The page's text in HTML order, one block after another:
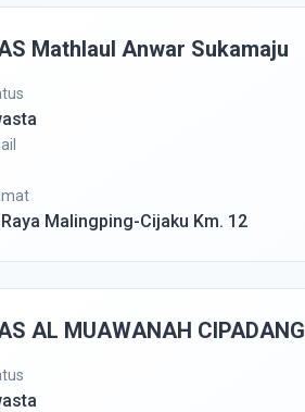
Mathlaul Anwar Sukamaju
Malingping-Cijaku Km. 12
AL MUAWANAH CIPADANG